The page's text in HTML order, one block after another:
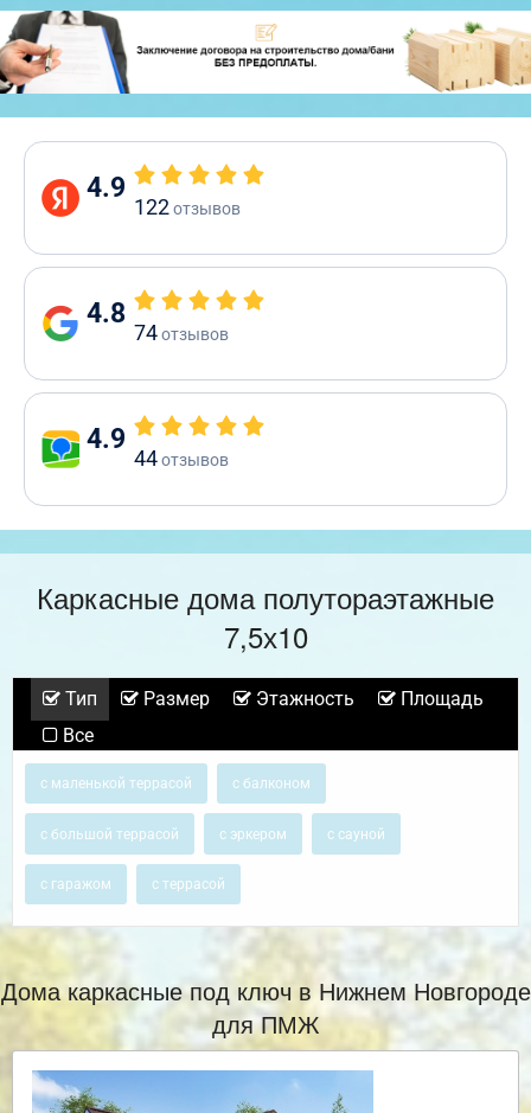
4.9
122отзывов
4.8
74отзывов
4.9
44отзывов
Каркасные дома полутораэтажные
7,5х10
Тип Размер Этажность
Площадь
Все
с маленькой террасой с балконом
с большой террасой с эркером с сауной
с гаражом с террасой
Дома каркасные под ключ в Нижнем Новгороде
для ПМЖ